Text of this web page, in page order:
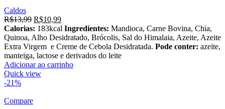
Caldos
R$13,99 O
preço
original
era:
R$13,99.
R$10,99O
preço
atual
é:
R$10,99.
Calorias: 183kcal Ingredientes: Mandioca, Carne Bovina, Chia,
Quinoa, Alho Desidratado, Brócolis, Sal do Himalaia, Azeite, Azeite
Extra Virgem e Creme de Cebola Desidratada. Pode conter: azeite,
manteiga, lactose e derivados do leite
Adicionar ao carrinho
Quick view
-21%
Compare